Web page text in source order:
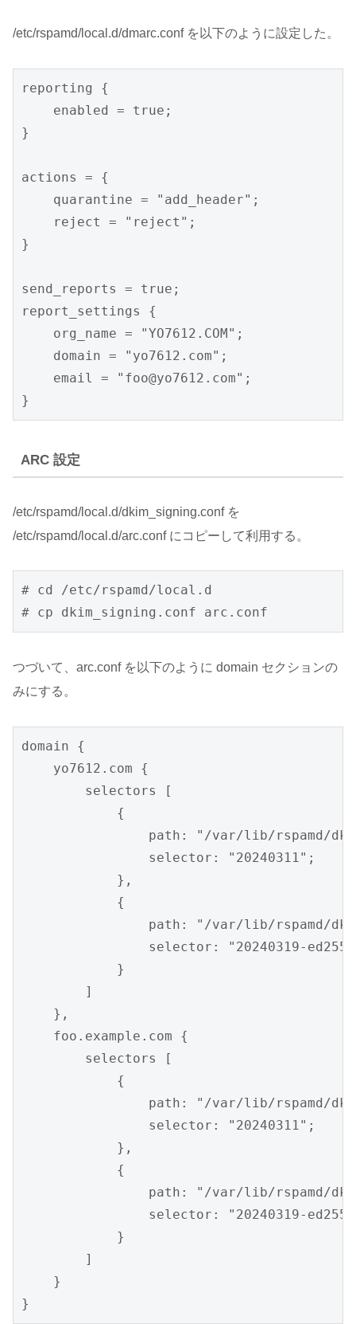
/etc/rspamd/local.d/dmarc.conf を以下のように設定した。
reporting {
    enabled = true;
}
actions = {
    quarantine = "add_header";
    reject = "reject";
}
send_reports = true;
report_settings {
    org_name = "YO7612.COM";
    domain = "yo7612.com";
    email = "foo@yo7612.com";
}
ARC 設定
/etc/rspamd/local.d/dkim_signing.conf を
/etc/rspamd/local.d/arc.conf にコピーして利用する。
# cd /etc/rspamd/local.d
# cp dkim_signing.conf arc.conf
つづいて、arc.conf を以下のように domain セクションの
みにする。
domain {
    yo7612.com {
        selectors [
            {
path: "/var/lib/rspamd/
                selector: "20240311";
            },
            {
path: "/var/lib/rspamd/
selector: "20240319-
            }
        ]
    },
    foo.example.com {
        selectors [
            {
path: "/var/lib/rspamd/
                selector: "20240311";
            },
            {
path: "/var/lib/rspamd/
selector: "20240319-
            }
        ]
    }
}